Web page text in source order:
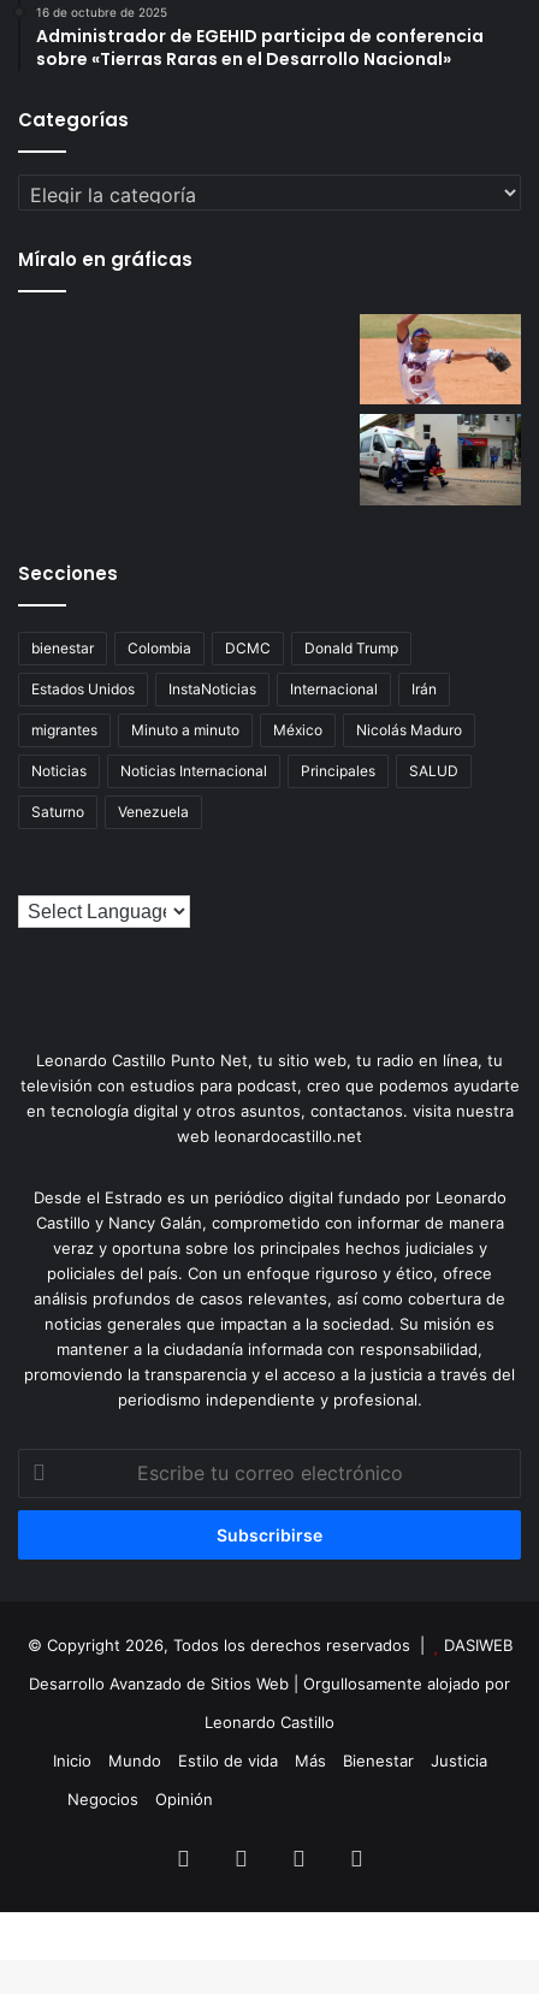
16 de octubre de 2025
Administrador de EGEHID participa de conferencia
sobre «Tierras Raras en el Desarrollo Nacional»
Categorías
Categorías
Míralo en gráficas
Secciones
bienestar Colombia DCMC Donald Trump
Estados Unidos InstaNoticias Internacional Irán
migrantes Minuto a minuto México Nicolás Maduro
Noticias Noticias Internacional Principales SALUD
Saturno Venezuela
Leonardo Castillo Punto Net, tu sitio web, tu radio en línea, tu
televisión con estudios para podcast, creo que podemos ayudarte
en tecnología digital y otros asuntos, contactanos. visita nuestra
web leonardocastillo.net
Desde el Estrado es un periódico digital fundado por Leonardo
Castillo y Nancy Galán, comprometido con informar de manera
veraz y oportuna sobre los principales hechos judiciales y
policiales del país. Con un enfoque riguroso y ético, ofrece
análisis profundos de casos relevantes, así como cobertura de
noticias generales que impactan a la sociedad. Su misión es
mantener a la ciudadanía informada con responsabilidad,
promoviendo la transparencia y el acceso a la justicia a través del
periodismo independiente y profesional.
correo
© Copyright 2026, Todos los derechos reservados |
DASIWEB
Desarrollo Avanzado de Sitios Web | Orgullosamente alojado por
Leonardo Castillo
Inicio
Mundo Estilo de vida Más Bienestar
Justicia
Negocios
Opinión
Facebook YouTube